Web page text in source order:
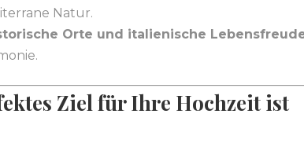
Natur.
Orte und italienische
Ziel für Ihre Hochzeit ist